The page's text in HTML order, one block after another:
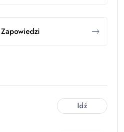
Zapowiedzi
Idź